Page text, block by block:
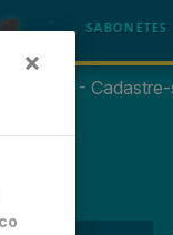
SABONETES 🧴
é cliente? -
×